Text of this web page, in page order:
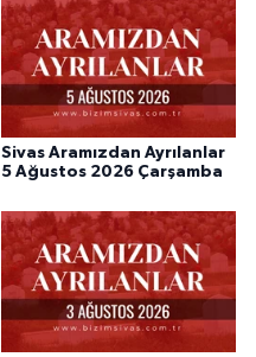
Sivas Aramızdan Ayrılanlar
5 Ağustos 2026 Çarşamba